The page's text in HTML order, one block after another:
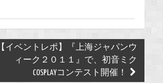
【イベントレポ】『上海ジャパンウ
ィーク２０１１』で、初音ミク
COSPLAYコンテスト開催！